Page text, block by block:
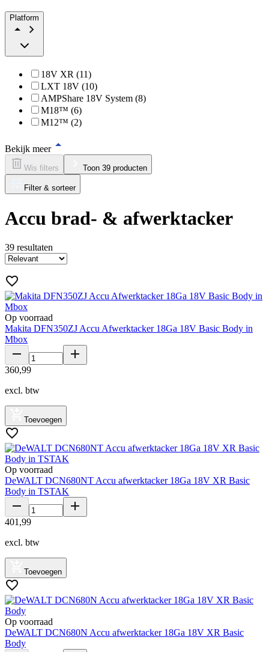
Platform
18V XR (11)
LXT 18V (10)
AMPShare 18V System (8)
M18™ (6)
M12™ (2)
Bekijk meer
Wis filters Toon 39 producten
Filter & sorteer
Accu brad- & afwerktacker
39 resultaten
Op voorraad
Makita DFN350ZJ Accu Afwerktacker 18Ga 18V Basic Body in
Mbox
360,99
excl. btw
Toevoegen
Op voorraad
DeWALT DCN680NT Accu afwerktacker 18Ga 18V XR Basic
Body in TSTAK
401 ,99
excl. btw
Toevoegen
Op voorraad
DeWALT DCN680N Accu afwerktacker 18Ga 18V XR Basic
Body